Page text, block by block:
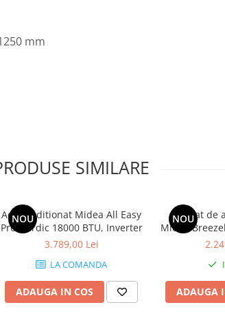
mm
SIMILARE
NOU
Aer conditionat Midea All Easy
Pro Nordic 18000 BTU, Inverter
3.789,00 Lei
LA COMANDA
ADAUGA IN COS
NOU
Aparat de
Midea
Clasa A++,
ADAUGA